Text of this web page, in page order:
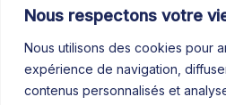
Nous respectons votre
Nous utilisons des cookies pour
expérience de navigation,
contenus personnalisés et
CGU
CGV